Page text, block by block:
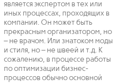
является экспертом в тех или
иных процессах, проходящих в
компании. Он может быть
прекрасным организатором, но
– не врачом. Или знатоком моды
и стиля, но – не швеей и т.д. К
сожалению, в процессе работы
по оптимизации бизнес-
процессов обычно основной